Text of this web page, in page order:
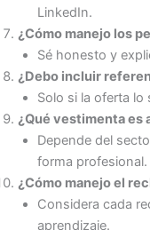
LinkedIn.
¿Cómo manejo los
Sé honesto y
¿Debo incluir
Solo si la oferta lo
¿Qué vestimenta es
Depende del
forma profesional.
¿Cómo manejo el
Considera cada
aprendizaje.